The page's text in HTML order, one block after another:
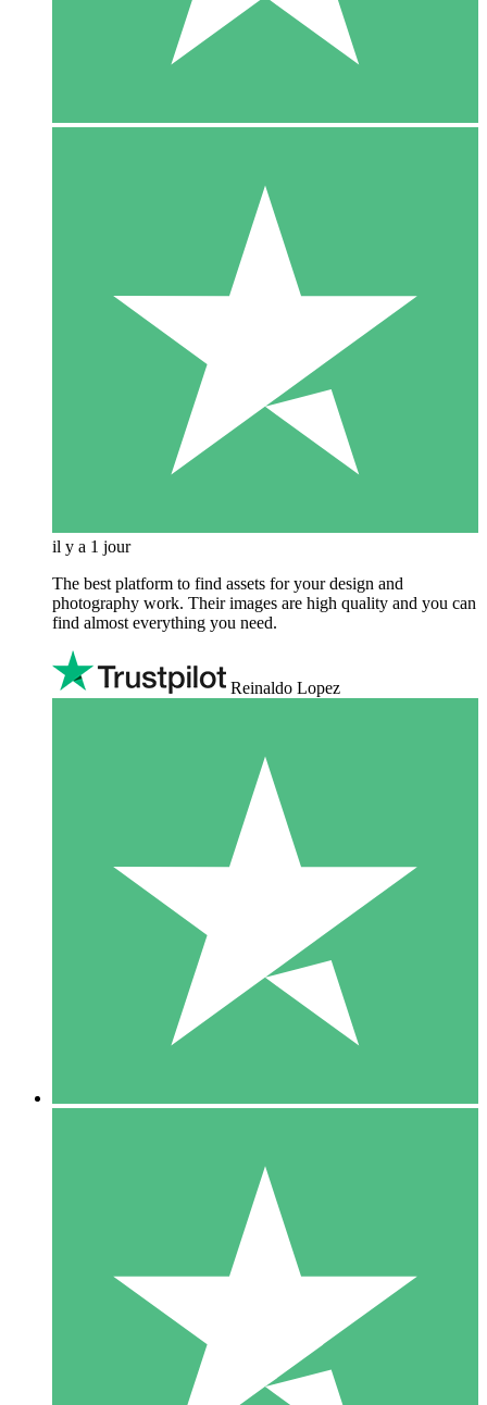
il y a 1 jour
The best platform to find assets for your design and
photography work. Their images are high quality and you can
find almost everything you need.
Reinaldo Lopez